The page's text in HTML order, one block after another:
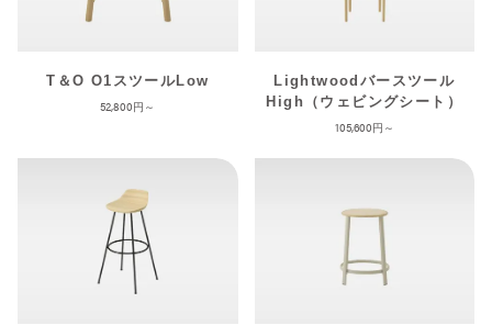
T＆O O1スツールLow
52,800
Lightwoodバースツール
High（ウェビングシート）
105,600